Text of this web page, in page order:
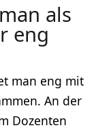
als
eng
man eng mit
An der
Dozenten